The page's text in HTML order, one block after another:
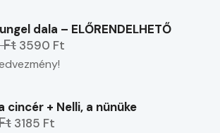
dala – ELŐRENDELHETŐ
Ft 3590 Ft
cincér + Nelli, a nünüke
3185 Ft